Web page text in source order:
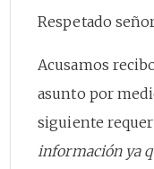
Respetado
Acusamos
asunto por
siguiente
información ya